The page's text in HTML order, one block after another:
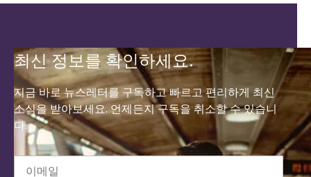
최신 정보를 확인하세요.
지금 바로 뉴스레터를 구독하고 빠르고 편리하게 최신
소식을 받아보세요. 언제든지 구독을 취소할 수 있습니
다.
이메일